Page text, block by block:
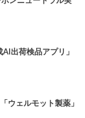
出荷検品アプリ」
ウェルモット製薬」